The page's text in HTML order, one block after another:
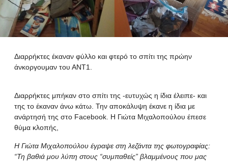
Διαρρήκτες έκαναν φύλλο και φτερό το σπίτι της πρώην
άνκοργουμαν του ΑΝΤ1.
Διαρρήκτες μπήκαν στο σπίτι της -ευτυχώς η ίδια έλειπε- και
της το έκαναν άνω κάτω. Την αποκάλυψη έκανε η ίδια με
ανάρτησή της στο Facebook. Η Γιώτα Μιχαλοπούλου έπεσε
θύμα κλοπής,
Η Γιώτα Μιχαλοπούλου έγραψε στη λεζάντα της φωτογραφίας:
“Τη βαθιά μου λύπη στους “συμπαθείς” βλαμμένους που μας